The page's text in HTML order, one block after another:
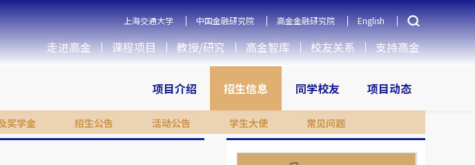
上海交通大学 中国金融研究院 高金金融研究院 English
走进高金 课程项目 教授/研究 高金智库 校友关系 支持高金
项目介绍 招生信息
奖学金 招生公告 活动公告 学生大使 常见问题
同学校友 项目动态